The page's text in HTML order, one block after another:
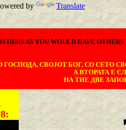
by Translate
AS YOU WOULD HAVE
ГОСПОДА, СВОЈОТ БОГ, СО СЕТО
А ВТОРАТА Е
НА ТИЕ ДВЕ